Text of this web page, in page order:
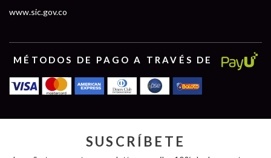
www.sic.gov.co
MÉTODOS DE PAGO A TRAVÉS DE
SUSCRÍBETE